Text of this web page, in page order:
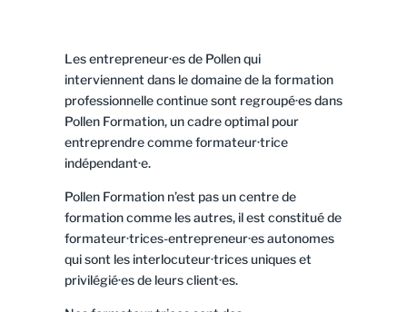
Les entrepreneur·es de Pollen qui
interviennent dans le domaine de la formation
professionnelle continue sont regroupé·es dans
Pollen Formation, un cadre optimal pour
entreprendre comme formateur·trice
indépendant·e.
Pollen Formation n’est pas un centre de
formation comme les autres, il est constitué de
formateur·trices-entrepreneur·es autonomes
qui sont les interlocuteur·trices uniques et
privilégié·es de leurs client·es.